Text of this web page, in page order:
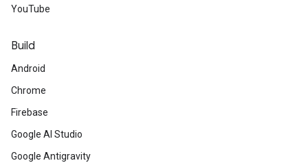
YouTube
Build
Android
Chrome
Firebase
Google AI Studio
Google Antigravity